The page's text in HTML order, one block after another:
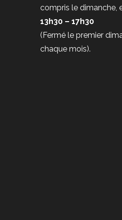
compris le dimanche,
13h30 – 17h30
(Fermé le premier
chaque mois).